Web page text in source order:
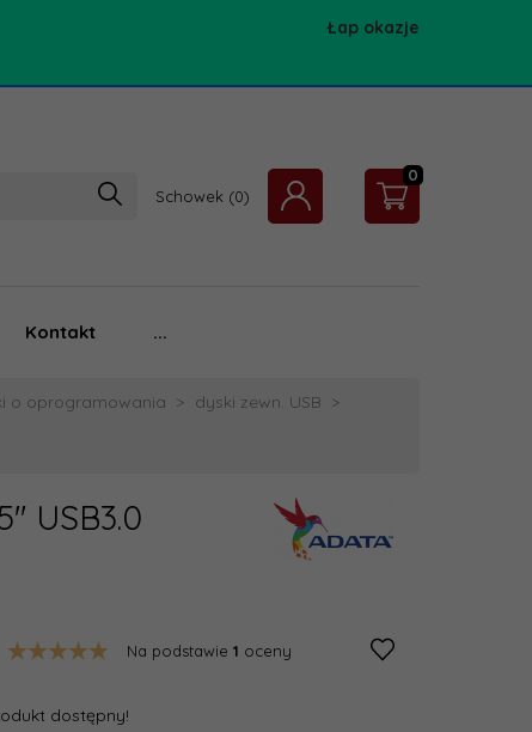
Łap okazje
Schowek
0
Kontakt ...
o oprogramowania dyski zewn. USB
USB3.0
Na podstawie 1 oceny
dostępny!